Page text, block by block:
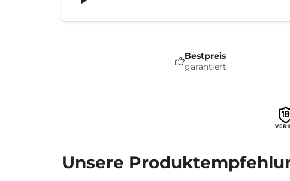
Bestpreis
garantiert
Unsere